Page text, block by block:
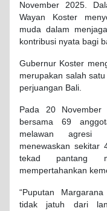
November 2025.
Wayan Koster
muda dalam
kontribusi nyata bagi
Gubernur Koster
merupakan salah
perjuangan Bali.
Pada 20
bersama 69
melawan agresi
menewaskan sekitar
tekad pantang
mempertahankan
“Puputan
tidak jatuh dari